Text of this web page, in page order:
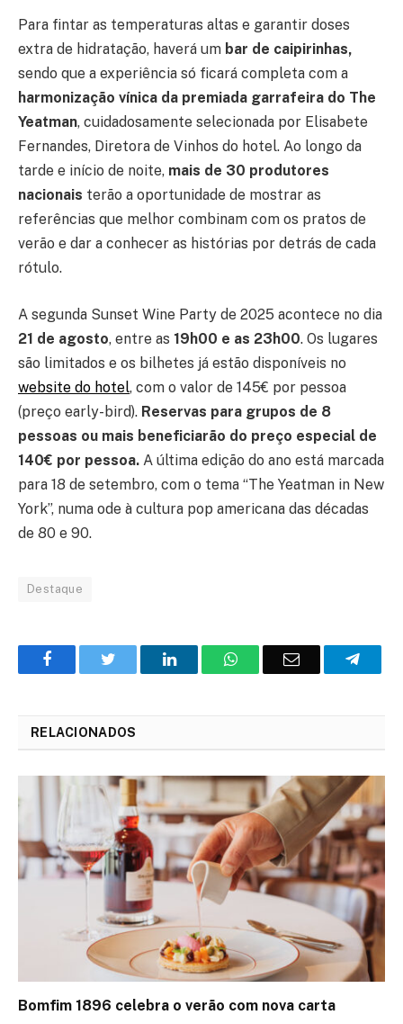
Para fintar as temperaturas altas e garantir doses
extra de hidratação, haverá um bar de caipirinhas,
sendo que a experiência só ficará completa com a
harmonização vínica da premiada garrafeira do The
Yeatman, cuidadosamente selecionada por Elisabete
Fernandes, Diretora de Vinhos do hotel. Ao longo da
tarde e início de noite, mais de 30 produtores
nacionais terão a oportunidade de mostrar as
referências que melhor combinam com os pratos de
verão e dar a conhecer as histórias por detrás de cada
rótulo.
A segunda Sunset Wine Party de 2025 acontece no dia
21 de agosto, entre as 19h00 e as 23h00. Os lugares
são limitados e os bilhetes já estão disponíveis no
website do hotel, com o valor de 145€ por pessoa
(preço early-bird). Reservas para grupos de 8
pessoas ou mais beneficiarão do preço especial de
140€ por pessoa. A última edição do ano está marcada
para 18 de setembro, com o tema “The Yeatman in New
York”, numa ode à cultura pop americana das décadas
de 80 e 90.
Destaque
FacebookTwitter
O
WhatsAppE-
RELACIONADOS
Bomfim 1896 celebra o verão com nova carta